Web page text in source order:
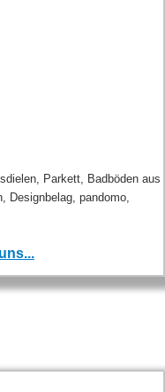
Parkett, Badböden aus
Designbelag, pandomo,